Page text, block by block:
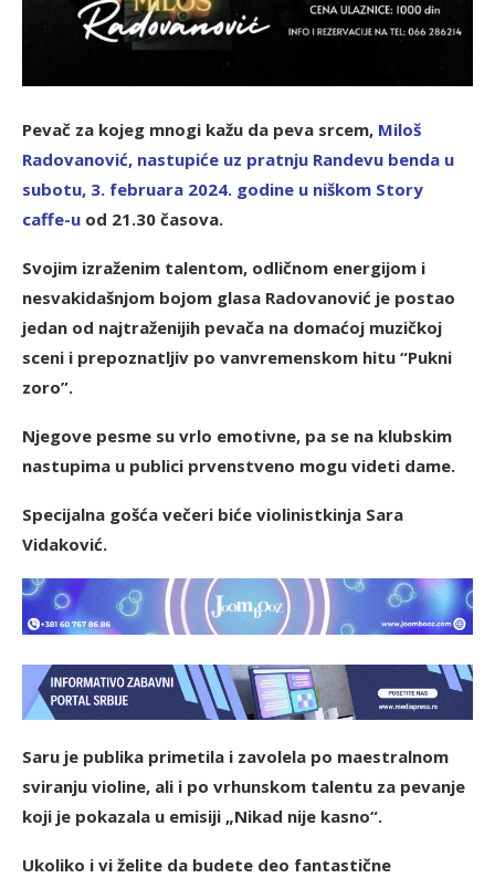
Pevač za kojeg mnogi kažu da peva srcem, Miloš
Radovanović, nastupiće uz pratnju Randevu benda u
subotu, 3. februara 2024. godine u niškom Story
caffe-u od 21.30 časova.
Svojim izraženim talentom, odličnom energijom i
nesvakidašnjom bojom glasa Radovanović je postao
jedan od najtraženijih pevača na domaćoj muzičkoj
sceni i prepoznatljiv po vanvremenskom hitu “Pukni
zoro”.
Njegove pesme su vrlo emotivne, pa se na klubskim
nastupima u publici prvenstveno mogu videti dame.
Specijalna gošća večeri biće violinistkinja Sara
Vidaković.
Saru je publika primetila i zavolela po maestralnom
sviranju violine, ali i po vrhunskom talentu za pevanje
koji je pokazala u emisiji „Nikad nije kasno“.
Ukoliko i vi želite da budete deo fantastične